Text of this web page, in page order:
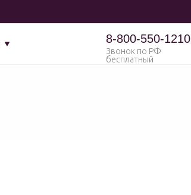
8-800-550-1210
Звонок по РФ
бесплатный